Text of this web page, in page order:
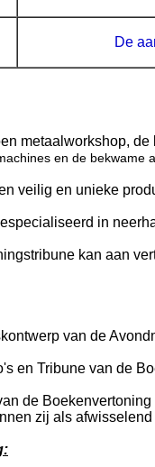
De
metaalworkshop,
en de bekwame
veilig en unieke
in
kan aan
van de
en Tribune van de
de
zij als afwisselend